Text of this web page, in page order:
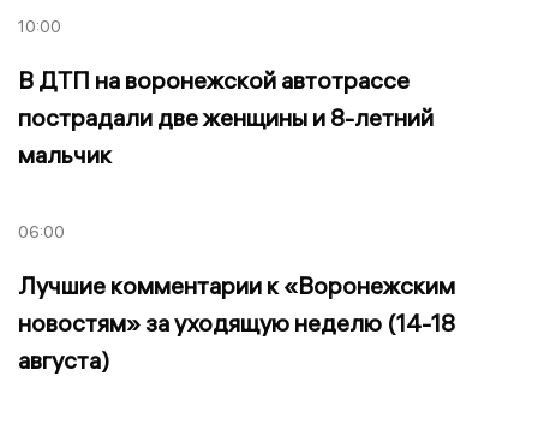
10:00
В ДТП на воронежской автотрассе
пострадали две женщины и 8-летний
мальчик
06:00
Лучшие комментарии к «Воронежским
новостям» за уходящую неделю (14-18
августа)